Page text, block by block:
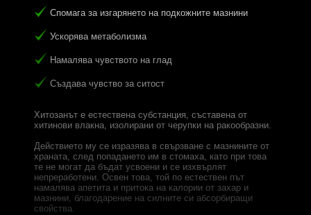
Спомага за изгарянето на подкожните мазнини
Ускорява метаболизма
Намалява чувството на глад
Създава чувство за ситост
Хитозанът е естествена субстанция, съставена от
хитинови влакна, изолирани от черупки на ракообразни.
Действието му се изразява в свързване с мазнините от
храната, след попадането им в стомаха, като при това
те не могат да бъдат усвоени и се изхвърлят
непреработени. Освен това, той по естествен път
намалява апетита и притока на калории от захар и
мазнини, благодарение на силните си абсорбиращи
свойства.